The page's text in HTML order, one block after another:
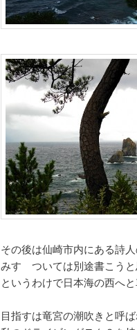
その後は仙崎市内にある詩人
みすゞついては別途書こうと
というわけで日本海の西へと
目指すは竜宮の潮吹きと呼